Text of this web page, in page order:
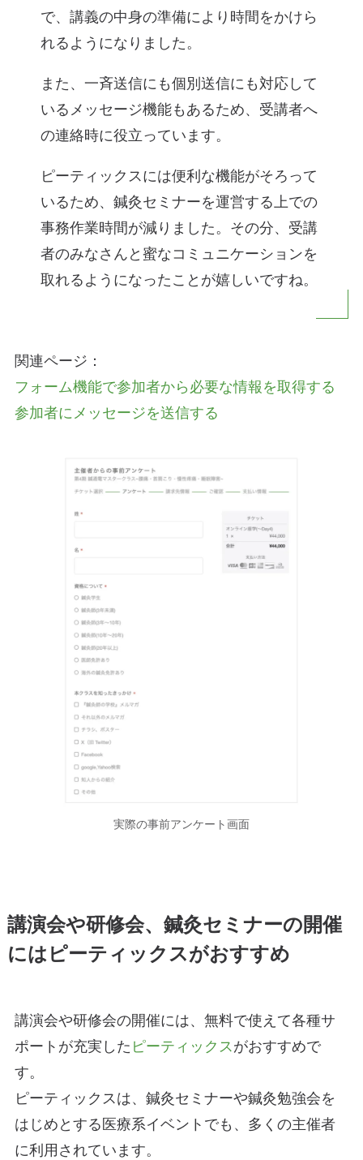
で、講義の中身の準備により時間をかけら
れるようになりました。
また、一斉送信にも個別送信にも対応して
いるメッセージ機能もあるため、受講者へ
の連絡時に役立っています。
ピーティックスには便利な機能がそろって
いるため、鍼灸セミナーを運営する上での
事務作業時間が減りました。その分、受講
者のみなさんと蜜なコミュニケーションを
取れるようになったことが嬉しいですね。
関連ページ：
フォーム機能で参加者から必要な情報を取得する
参加者にメッセージを送信する
実際の事前アンケート画面
講演会や研修会、鍼灸セミナーの開催
にはピーティックスがおすすめ
講演会や研修会の開催には、無料で使えて各種サ
ポートが充実した ピーティックスがおすすめで
す。
ピーティックスは、鍼灸セミナーや鍼灸勉強会を
はじめとする医療系イベントでも、多くの主催者
に利用されています。